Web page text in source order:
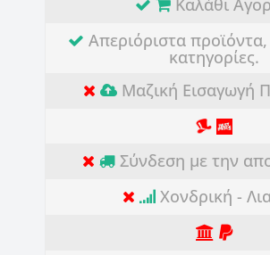
Απεριόριστα
κατηγορίες.
Μαζική Εισαγωγή
Σύνδεση με την
Χονδρική -